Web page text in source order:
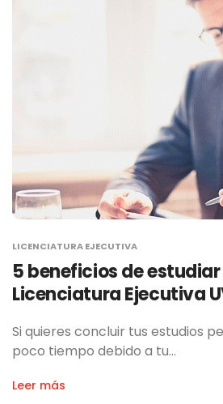
LICENCIATURA EJECUTIVA
5 beneficios de
Licenciatura Ejecutiva
Si quieres concluir tus estudios
poco tiempo debido a tu…
Leer más